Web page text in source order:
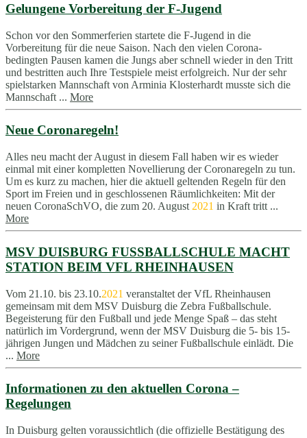
Gelungene Vorbereitung der F-Jugend
Schon vor den Sommerferien startete die F-Jugend in die
Vorbereitung für die neue Saison. Nach den vielen Corona-
bedingten Pausen kamen die Jungs aber schnell wieder in den Tritt
und bestritten auch Ihre Testspiele meist erfolgreich. Nur der sehr
spielstarken Mannschaft von Arminia Klosterhardt musste sich die
Mannschaft ... More
Neue Coronaregeln!
Alles neu macht der August in diesem Fall haben wir es wieder
einmal mit einer kompletten Novellierung der Coronaregeln zu tun.
Um es kurz zu machen, hier die aktuell geltenden Regeln für den
Sport im Freien und in geschlossenen Räumlichkeiten: Mit der
neuen CoronaSchVO, die zum 20. August 2021 in Kraft tritt ...
More
MSV DUISBURG FUSSBALLSCHULE MACHT
STATION BEIM VFL RHEINHAUSEN
Vom 21.10. bis 23.10.2021 veranstaltet der VfL Rheinhausen
gemeinsam mit dem MSV Duisburg die Zebra Fußballschule.
Begeisterung für den Fußball und jede Menge Spaß – das steht
natürlich im Vordergrund, wenn der MSV Duisburg die 5- bis 15-
jährigen Jungen und Mädchen zu seiner Fußballschule einlädt. Die
... More
Informationen zu den aktuellen Corona –
Regelungen
In Duisburg gelten voraussichtlich (die offizielle Bestätigung des